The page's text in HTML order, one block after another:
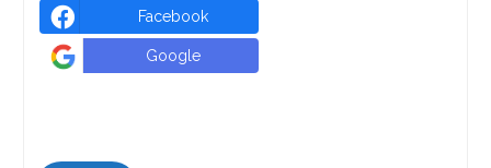
Facebook
Google